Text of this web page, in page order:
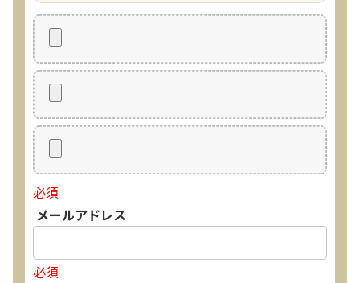
必須
メールアドレス
必須